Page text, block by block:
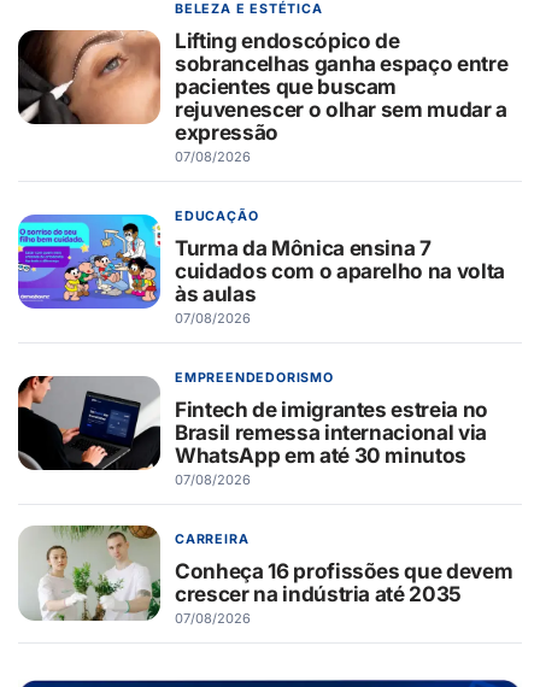
BELEZA E ESTÉTICA
Lifting endoscópico de
sobrancelhas ganha espaço entre
pacientes que buscam
rejuvenescer o olhar sem mudar a
expressão
07/08/2026
EDUCAÇÃO
Turma da Mônica ensina 7
cuidados com o aparelho na volta
às aulas
07/08/2026
EMPREENDEDORISMO
Fintech de imigrantes estreia no
Brasil remessa internacional via
WhatsApp em até 30 minutos
07/08/2026
CARREIRA
Conheça 16 profissões que devem
crescer na indústria até 2035
07/08/2026